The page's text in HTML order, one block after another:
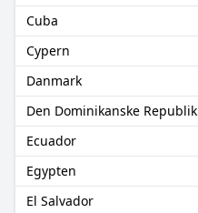
Cuba
Cypern
Danmark
Den Dominikanske Republik
Ecuador
Egypten
El Salvador